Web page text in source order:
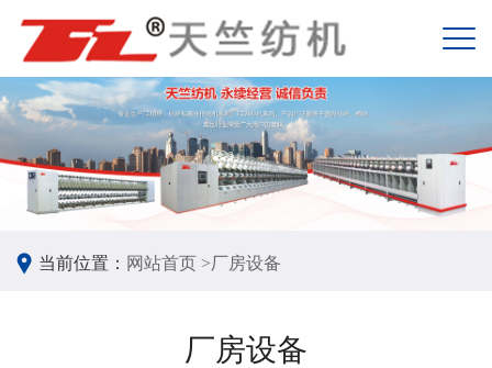
当前位置： 网站首页 >厂房设备
厂房设备